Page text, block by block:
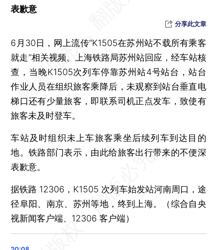
表歉意
分享此文章
6月30日，网上流传“K1505在苏州站不载所有乘客
就走”相关视频。上海铁路局苏州站回应，经车站核
查，当晚K1505次列车停靠苏州站4号站台，站台
作业人员在组织旅客乘降后，未观察到站台垂直电
梯口还有少量旅客，即联系司机正点发车，致使有
旅客未及时登车。
车站及时组织未上车旅客乘坐后续列车到达目的
地。铁路部门表示，由此给旅客出行带来的不便深
表歉意。
据铁路 12306，K1505 次列车始发站河南周口，途
径阜阳、南京、苏州等地，终到上海。（综合自央
视新闻客户端、12306 客户端）